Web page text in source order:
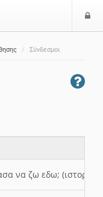
Σύνδεσμοι
να ζω εδω; (ιστορια)